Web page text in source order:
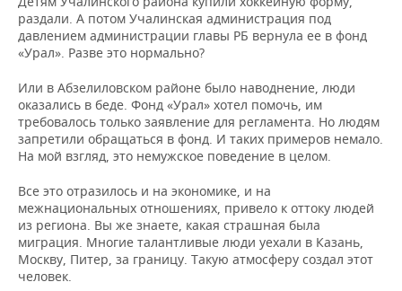
раздали. А потом Учалинская администрация под
давлением администрации главы РБ вернула ее в фонд
«Урал». Разве это нормально?
Или в Абзелиловском районе было наводнение, люди
оказались в беде. Фонд «Урал» хотел помочь, им
требовалось только заявление для регламента. Но людям
запретили обращаться в фонд. И таких примеров немало.
На мой взгляд, это немужское поведение в целом.
Все это отразилось и на экономике, и на
межнациональных отношениях, привело к оттоку людей
из региона. Вы же знаете, какая страшная была
миграция. Многие талантливые люди уехали в Казань,
Москву, Питер, за границу. Такую атмосферу создал этот
человек.